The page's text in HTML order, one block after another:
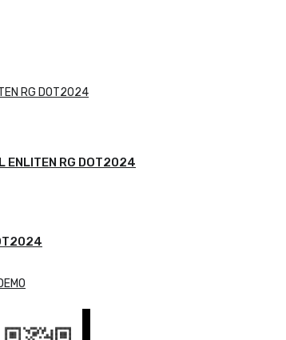
ENLITEN RG DOT2024